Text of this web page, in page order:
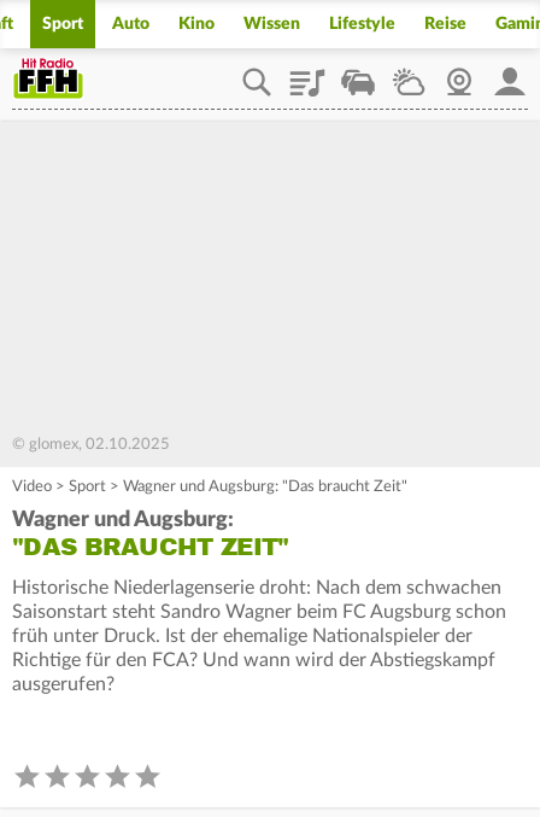
Sport Auto Kino Wissen Lifestyle Reise
PlaylistStaupilotWetterWebcam
© glomex, 02.10.2025
Video > Sport > Wagner und Augsburg: "Das braucht Zeit"
Wagner und Augsburg:
"DAS BRAUCHT ZEIT"
Historische Niederlagenserie droht: Nach dem schwachen
Saisonstart steht Sandro Wagner beim FC Augsburg schon
früh unter Druck. Ist der ehemalige Nationalspieler der
Richtige für den FCA? Und wann wird der Abstiegskampf
ausgerufen?